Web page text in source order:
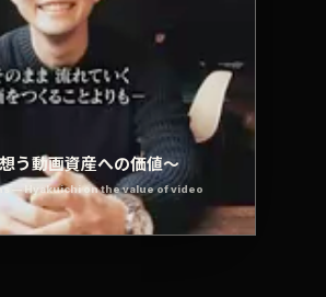
う動画資産への価値〜
— Hyakuichi on the value of video